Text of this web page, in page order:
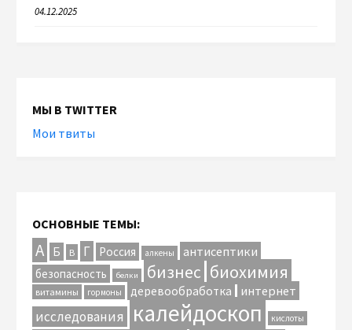
04.12.2025
МЫ В TWITTER
Мои твиты
ОСНОВНЫЕ ТЕМЫ:
А Б В Г Россия алкены антисептики
безопасность белки бизнес биохимия
витамины гормоны деревообработка интернет
исследования калейдоскоп кислоты